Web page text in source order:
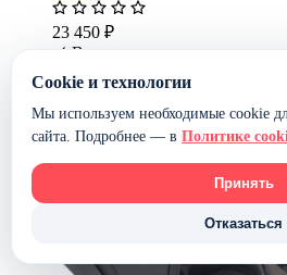
23 450 ₽
В наличии
В корзину
Cookie и технологии
Мы используем необходимые cookie
сайта. Подробнее — в Политике
Принять
Отказаться